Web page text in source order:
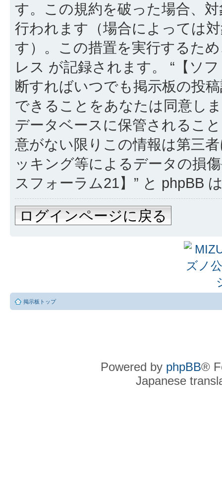
す。この規約を破った場合、
行われます（場合によっては
す）。この措置を実行するた
レス が記録されます。 “【ソ
断すればいつでも掲示板の投
できることをあなたは同意し
データベースに保管されるこ
意がない限りこの情報は第三
ッキング等によるデータの損
スフォーラム21】” と phpBB
ログインページに戻る
掲示板トップ
Powered by phpBB®
Japanese